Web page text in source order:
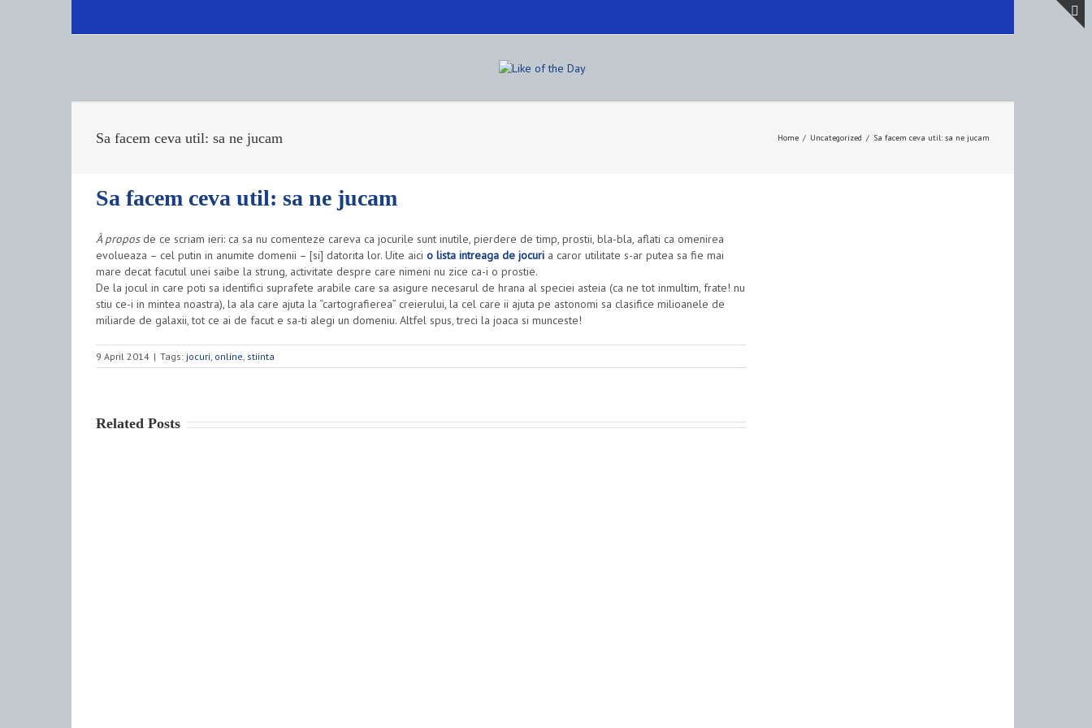
Sa facem ceva util: sa ne jucam Home / Uncategorized / Sa facem ceva util: sa ne jucam
Sa facem ceva util: sa ne jucam
À proposde ce scriam ieri: ca sa nu comenteze careva ca jocurile sunt inutile, pierdere de timp, prostii, bla-bla, aflati ca omenirea
evolueaza – cel putin in anumite domenii – [si] datorita lor. Uite aici o lista intreaga de jocuria caror utilitate s-ar putea sa fie mai
mare decat facutul unei saibe la strung, activitate despre care nimeni nu zice ca-i o prostie.
De la jocul in care poti sa identifici suprafete arabile care sa asigure necesarul de hrana al speciei asteia (ca ne tot inmultim, frate! nu
stiu ce-i in mintea noastra), la ala care ajuta la “cartografierea” creierului, la cel care ii ajuta pe astonomi sa clasifice milioanele de
miliarde de galaxii, tot ce ai de facut e sa-ti alegi un domeniu. Altfel spus, treci la joaca si munceste!
9 April 2014 | Tags: jocuri, online, stiinta
Related Posts